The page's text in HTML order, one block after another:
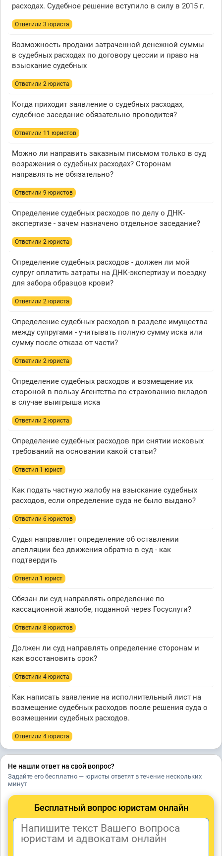
расходах. Судебное решение вступило в силу в 2015 г.
Ответили 3 юристa
Возможность продажи затраченной денежной суммы
в судебных расходах по договору цессии и право на
взыскание судебных
Ответили 2 юристa
Когда приходит заявление о судебных расходах,
судебное заседание обязательно проводится?
Ответили 11 юристов
Можно ли направить заказным письмом только в суд
возражения о судебных расходах? Сторонам
направлять не обязательно?
Ответили 9 юристов
Определение судебных расходов по делу о ДНК-
экспертизе - зачем назначено отдельное заседание?
Ответили 2 юристa
Определение судебных расходов - должен ли мой
супруг оплатить затраты на ДНК-экспертизу и поездку
для забора образцов крови?
Ответили 2 юристa
Определение судебных расходов в разделе имущества
между супругами - учитывать полную сумму иска или
сумму после отказа от части?
Ответили 2 юристa
Определение судебных расходов и возмещение их
стороной в пользу Агентства по страхованию вкладов
в случае выигрыша иска
Ответили 2 юристa
Определение судебных расходов при снятии исковых
требований на основании какой статьи?
Ответил 1 юрист
Как подать частную жалобу на взыскание судебных
расходов, если определение суда не было выдано?
Ответили 6 юристов
Судья направляет определение об оставлении
апелляции без движения обратно в суд - как
подтвердить
Ответил 1 юрист
Обязан ли суд направлять определение по
кассационной жалобе, поданной через Госуслуги?
Ответили 8 юристов
Должен ли суд направлять определение сторонам и
как восстановить срок?
Ответили 4 юристa
Как написать заявление на исполнительный лист на
возмещение судебных расходов после решения суда о
возмещении судебных расходов.
Ответили 4 юристa
Не нашли ответ на свой вопрос?
Задайте его бесплатно — юристы ответят в течение нескольких
минут
Бесплатный вопрос юристам онлайн